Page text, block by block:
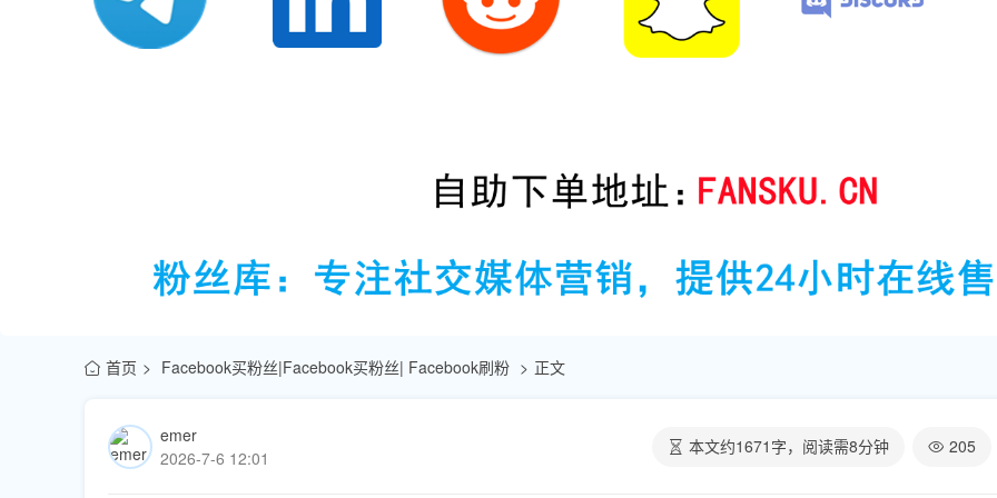
首页 Facebook买粉丝|Facebook买粉丝| Facebook刷粉 正文
emer
2026-7-6 12:01
本文约1671 字，阅读需8分钟 205